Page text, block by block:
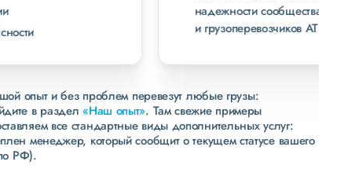
надежности сообщества транспортных компаний
и грузоперевозчиков АТИ
опыт и без проблем перевезут любые грузы:
в раздел«Наш опыт». Там свежие примеры
все стандартные виды дополнительных услуг:
менеджер, который сообщит о текущем статусе вашего
РФ).